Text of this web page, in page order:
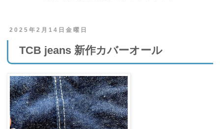
2025年2月14日金曜日
TCB jeans 新作カバーオール